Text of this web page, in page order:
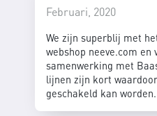
Februari, 2020
We zijn superblij met
webshop neeve.com en
samenwerking met
lijnen zijn kort
geschakeld kan worden.